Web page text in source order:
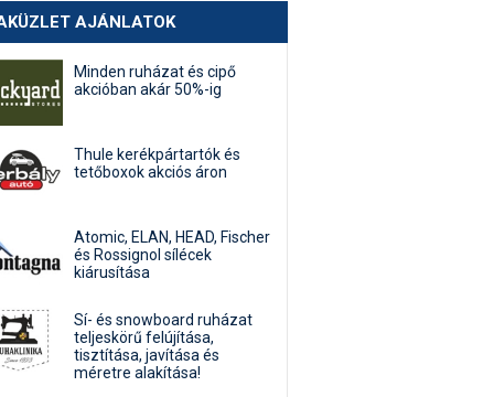
AJÁNLATOK
Minden ruházat és cipő
akcióban akár 50%-ig
Thule kerékpártartók és
tetőboxok akciós áron
Atomic, ELAN, HEAD, Fischer
és Rossignol sílécek
kiárusítása
Sí- és snowboard ruházat
teljeskörű felújítása,
tisztítása, javítása és
méretre alakítása!